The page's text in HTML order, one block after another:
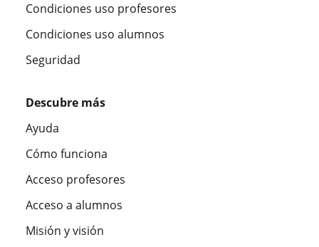
Condiciones uso profesores
Condiciones uso alumnos
Seguridad
Descubre más
Ayuda
Cómo funciona
Acceso profesores
Acceso a alumnos
Misión y visión